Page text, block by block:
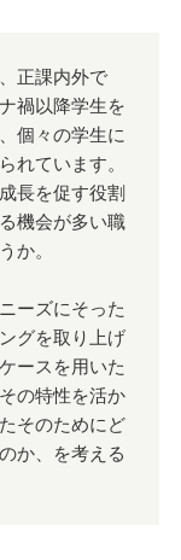
正課内外で
禍以降学生を
個々の学生に
れています。
長を促す役割
機会が多い職
か。
ーズにそった
グを取り上げ
ースを用いた
の特性を活か
そのためにど
か、を考える